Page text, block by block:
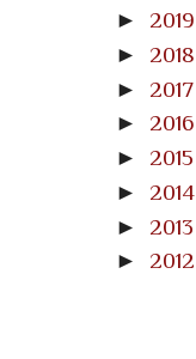
► 2019
► 2018
► 2017
► 2016
► 2015
► 2014
► 2013
► 2012